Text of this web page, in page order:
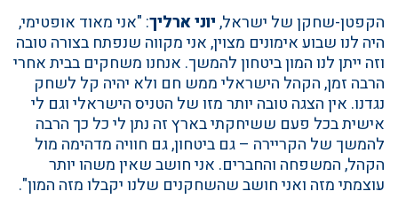
הקפטן-שחקן של ישראל,יוני ארליך: "אני מאוד אופטימי,
היה לנו שבוע אימונים מצוין, אני מקווה שנפתח בצורה טובה
וזה ייתן לנו המון ביטחון להמשך. אנחנו משחקים בבית אחרי
הרבה זמן, הקהל הישראלי ממש חם ולא יהיה קל לשחק
נגדנו. אין הצגה טובה יותר מזו של הטניס הישראלי וגם לי
אישית בכל פעם ששיחקתי בארץ זה נתן לי כל כך הרבה
להמשך של הקריירה – גם ביטחון, גם חוויה מדהימה מול
הקהל, המשפחה והחברים. אני חושב שאין משהו יותר
עוצמתי מזה ואני חושב שהשחקנים שלנו יקבלו מזה המון".